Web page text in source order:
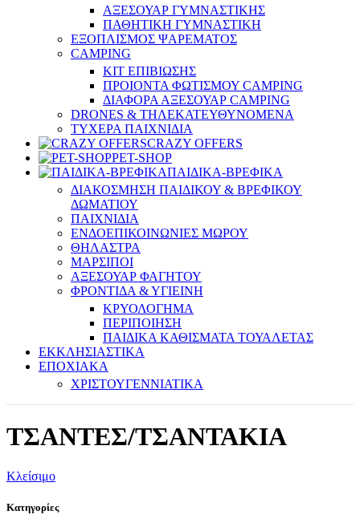
ΑΞΕΣΟΥΑΡ ΓΥΜΝΑΣΤΙΚΗΣ
ΠΑΘΗΤΙΚΗ ΓΥΜΝΑΣΤΙΚΗ
ΕΞΟΠΛΙΣΜΟΣ ΨΑΡΕΜΑΤΟΣ
CAMPING
ΚΙΤ ΕΠΙΒΙΩΣΗΣ
ΠΡΟΙΟΝΤΑ ΦΩΤΙΣΜΟΥ CAMPING
ΔΙΑΦΟΡΑ ΑΞΕΣΟΥΑΡ CAMPING
DRONES & ΤΗΛΕΚΑΤΕΥΘΥΝΟΜΕΝΑ
ΤΥΧΕΡΑ ΠΑΙΧΝΙΔΙΑ
CRAZY OFFERS
PET-SHOP
ΠΑΙΔΙΚΑ-ΒΡΕΦΙΚΑ
ΔΙΑΚΟΣΜΗΣΗ ΠΑΙΔΙΚΟΥ & ΒΡΕΦΙΚΟΥ
ΔΩΜΑΤΙΟΥ
ΠΑΙΧΝΙΔΙΑ
ΕΝΔΟΕΠΙΚΟΙΝΩΝΙΕΣ ΜΩΡΟΥ
ΘΗΛΑΣΤΡΑ
ΜΑΡΣΙΠΟΙ
ΑΞΕΣΟΥΑΡ ΦΑΓΗΤΟΥ
ΦΡΟΝΤΙΔΑ & ΥΓΙΕΙΝΗ
ΚΡΥΟΛΟΓΗΜΑ
ΠΕΡΙΠΟΙΗΣΗ
ΠΑΙΔΙΚΑ ΚΑΘΙΣΜΑΤΑ ΤΟΥΑΛΕΤΑΣ
ΕΚΚΛΗΣΙΑΣΤΙΚΑ
ΕΠΟΧΙΑΚΑ
ΧΡΙΣΤΟΥΓΕΝΝΙΑΤΙΚΑ
ΤΣΑΝΤΕΣ/ΤΣΑΝΤΑΚΙΑ
Κλείσιμο
Κατηγορίες